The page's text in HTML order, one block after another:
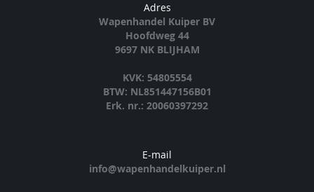
Adres
Wapenhandel Kuiper BV
Hoofdweg 44
9697 NK BLIJHAM
KVK: 54805554
BTW: NL851447156B01
Erk. nr.: 20060397292
E-mail
info@wapenhandelkuiper.nl